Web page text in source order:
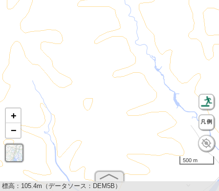
+
−
500 m
標高： 105.4m（データソース：DEM5B）